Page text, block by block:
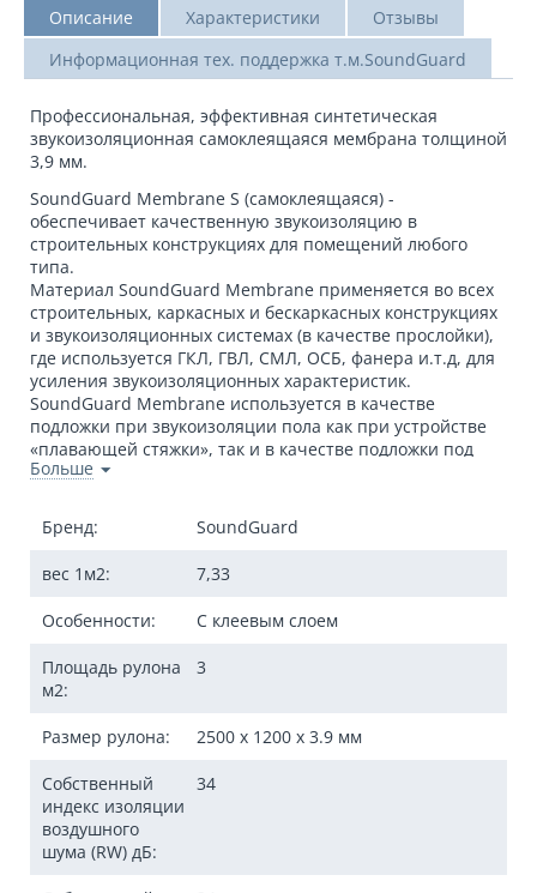
Описание Характеристики
Отзывы
Информационная тех. поддержка т.м.SoundGuard
Профессиональная, эффективная синтетическая
звукоизоляционная самоклеящаяся мембрана толщиной
3,9 мм.
SoundGuard Membrane S (самоклеящаяся) -
обеспечивает качественную звукоизоляцию в
строительных конструкциях для помещений любого
типа.
Материал SoundGuard Membrane применяется во всех
строительных, каркасных и бескаркасных конструкциях
и звукоизоляционных системах (в качестве прослойки),
где используется ГКЛ, ГВЛ, СМЛ, ОСБ, фанера и.т.д, для
усиления звукоизоляционных характеристик.
SoundGuard Membrane используется в качестве
подложки при звукоизоляции пола как при устройстве
«плавающей стяжки», так и в качестве подложки под
финишное напольное покрытие.
Звукоизоляция под стяжку:
Монтаж под стяжку:
мембрану раскатывают с нахлёстом
дополнительная фиксация не требуется.
нахлёстом в 5 см на стены, нахлёсты между продольных
Применение с листовыми
Больше
Бренд: SoundGuard
вес 1м2: 7,33
Особенности: С клеевым слоем
Площадь рулона
м2:
3
Размер рулона: 2500 x 1200 x 3.9 мм
Собственный
индекс изоляции
воздушного
шума (RW) дБ:
34